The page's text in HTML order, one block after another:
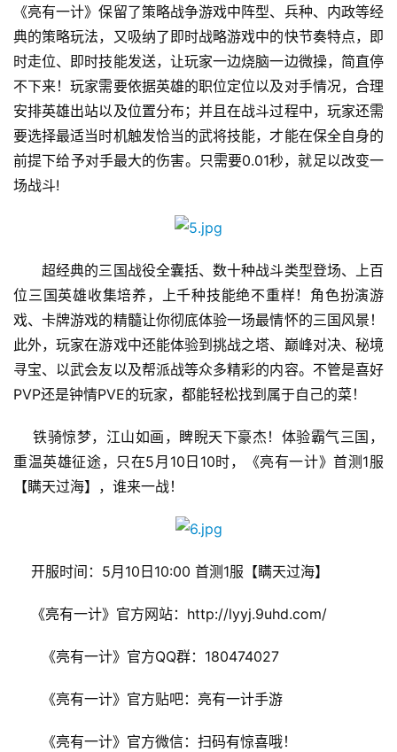
手
机
游
戏
单
机
游
戏
戏
2
0
2
十
届
《亮有一计》保留了策略战争游戏中阵型、兵种、内政等经
典的策略玩法，又吸纳了即时战略游戏中的快节奏特点，即
时走位、即时技能发送，让玩家一边烧脑一边微操，简直停
不下来！玩家需要依据英雄的职位定位以及对手情况，合理
安排英雄出站以及位置分布；并且在战斗过程中，玩家还需
要选择最适当时机触发恰当的武将技能，才能在保全自身的
前提下给予对手最大的伤害。只需要0.01秒，就足以改变一
场战斗!
超经典的三国战役全囊括、数十种战斗类型登场、上百
位三国英雄收集培养，上千种技能绝不重样！角色扮演游
戏、卡牌游戏的精髓让你彻底体验一场最情怀的三国风景！
此外，玩家在游戏中还能体验到挑战之塔、巅峰对决、秘境
寻宝、以武会友以及帮派战等众多精彩的内容。不管是喜好
PVP还是钟情PVE的玩家，都能轻松找到属于自己的菜！
铁骑惊梦，江山如画，睥睨天下豪杰！体验霸气三国，
重温英雄征途，只在5月10日10时，《亮有一计》首测1服
【瞒天过海】，谁来一战！
开服时间：5月10日10:00 首测1服【瞒天过海】
《亮有一计》官方网站：http://lyyj.9uhd.com/
《亮有一计》官方QQ群：180474027
《亮有一计》官方贴吧：亮有一计手游
《亮有一计》官方微信：扫码有惊喜哦！